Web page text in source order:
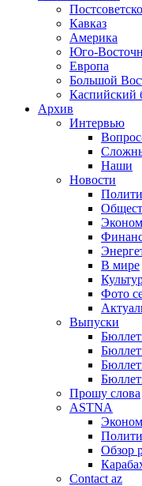
Кавказ
Америка
Юго-
Европа
Большой
Каспийский
Архив
Интервью
Наши
Новости
В мире
Фото
Выпуски
Прошу слова
ASTNA
Обзор
Contact az